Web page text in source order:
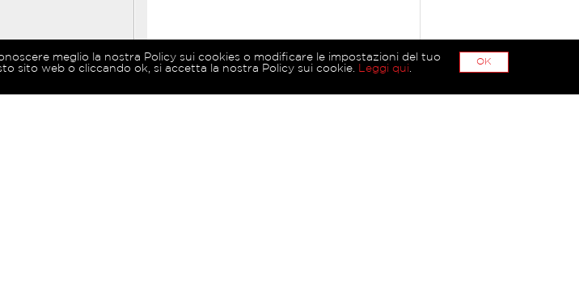
OK
meglio la nostra Policy sui cookies o modificare le impostazioni del tuo
sito web o cliccando ok, si accetta la nostra Policy sui cookie.
Leggi qui